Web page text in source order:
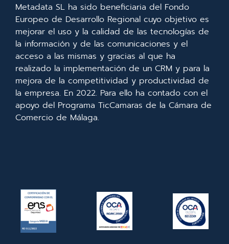
Metadata SL ha sido beneficiaria del Fondo
Europeo de Desarrollo Regional cuyo objetivo es
mejorar el uso y la calidad de las tecnologías de
la información y de las comunicaciones y el
acceso a las mismas y gracias al que ha
realizado la implementación de un CRM y para la
mejora de la competitividad y productividad de
la empresa. En 2022. Para ello ha contado con el
apoyo del Programa TicCamaras de la Cámara de
Comercio de Málaga.